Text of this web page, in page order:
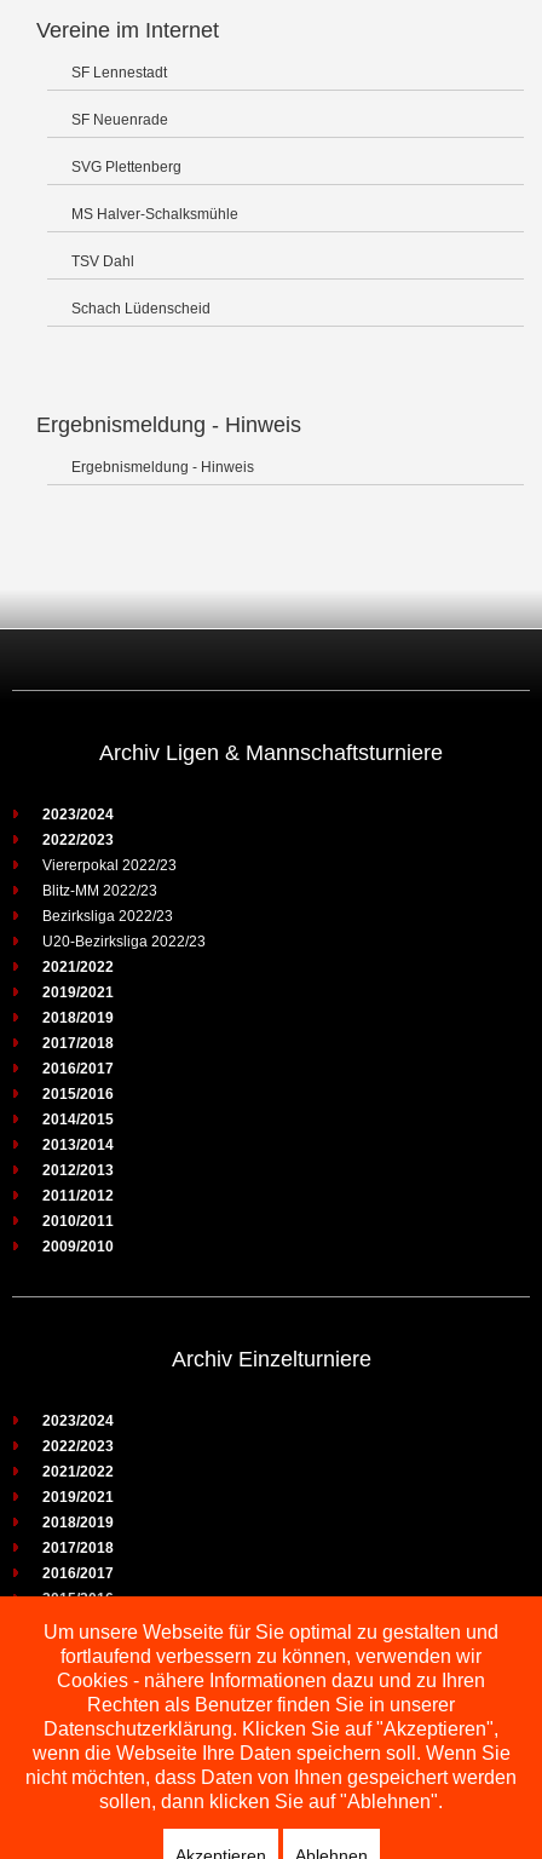
Vereine im Internet
SF Lennestadt
SF Neuenrade
SVG Plettenberg
MS Halver-Schalksmühle
TSV Dahl
Schach Lüdenscheid
Ergebnismeldung - Hinweis
Ergebnismeldung - Hinweis
Archiv Ligen & Mannschaftsturniere
2023/2024
2022/2023
Viererpokal 2022/23
Blitz-MM 2022/23
Bezirksliga 2022/23
U20-Bezirksliga 2022/23
2021/2022
2019/2021
2018/2019
2017/2018
2016/2017
2015/2016
2014/2015
2013/2014
2012/2013
2011/2012
2010/2011
2009/2010
Archiv Einzelturniere
2023/2024
2022/2023
2021/2022
2019/2021
2018/2019
2017/2018
2016/2017
2015/2016
2014/2015
2013/2014
2012/2013
2011/2012
2010/2011
2009/2010
Um unsere Webseite für Sie optimal zu gestalten und
fortlaufend verbessern zu können, verwenden wir
Cookies - nähere Informationen dazu und zu Ihren
Rechten als Benutzer finden Sie in unserer
Datenschutzerklärung. Klicken Sie auf "Akzeptieren",
wenn die Webseite Ihre Daten speichern soll. Wenn Sie
nicht möchten, dass Daten von Ihnen gespeichert werden
sollen, dann klicken Sie auf "Ablehnen".